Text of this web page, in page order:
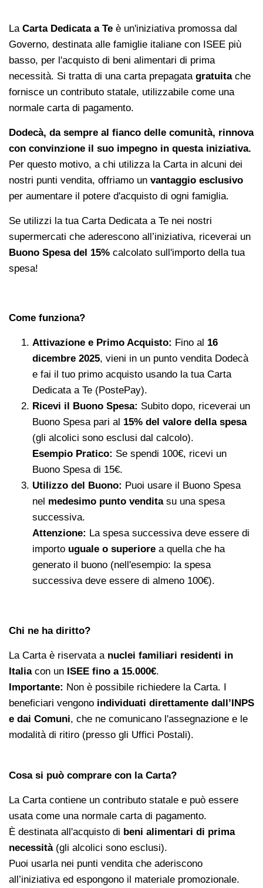
La Carta Dedicata a Te è un'iniziativa promossa dal
Governo, destinata alle famiglie italiane con ISEE più
basso, per l'acquisto di beni alimentari di prima
necessità. Si tratta di una carta prepagata gratuitache
fornisce un contributo statale, utilizzabile come una
normale carta di pagamento.
Dodecà, da sempre al fianco delle comunità, rinnova
con convinzione il suo impegno in questa iniziativa.
Per questo motivo, a chi utilizza la Carta in alcuni dei
nostri punti vendita, offriamo un vantaggio esclusivo
per aumentare il potere d'acquisto di ogni famiglia.
Se utilizzi la tua Carta Dedicata a Te nei nostri
supermercati che aderescono all’iniziativa, riceverai un
Buono Spesa del 15% calcolato sull'importo della tua
spesa!
Come funziona?
Attivazione e Primo Acquisto: Fino al 16
dicembre 2025, vieni in un punto vendita Dodecà
e fai il tuo primo acquisto usando la tua Carta
Dedicata a Te (PostePay).
Ricevi il Buono Spesa: Subito dopo, riceverai un
Buono Spesa pari al 15% del valore della spesa
(gli alcolici sono esclusi dal calcolo).
Esempio Pratico: Se spendi 100€, ricevi un
Buono Spesa di 15€.
Utilizzo del Buono: Puoi usare il Buono Spesa
nel medesimo punto venditasu una spesa
successiva.
Attenzione: La spesa successiva deve essere di
importo uguale o superiore a quella che ha
generato il buono (nell'esempio: la spesa
successiva deve essere di almeno 100€).
Chi ne ha diritto?
La Carta è riservata a nuclei familiari residenti in
Italiacon un ISEE fino a 15.000€.
Importante: Non è possibile richiedere la Carta. I
beneficiari vengono individuati direttamente dall’INPS
e dai Comuni, che ne comunicano l'assegnazione e le
modalità di ritiro (presso gli Uffici Postali).
Cosa si può comprare con la Carta?
La Carta contiene un contributo statale e può essere
usata come una normale carta di pagamento.
È destinata all'acquisto di beni alimentari di prima
necessità(gli alcolici sono esclusi).
Puoi usarla nei punti vendita che aderiscono
all’iniziativa ed espongono il materiale promozionale.